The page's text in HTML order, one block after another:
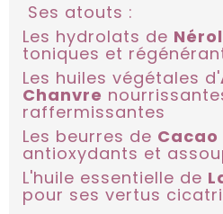
Ses atouts :
Les hydrolats de
toniques et
Les huiles végétales d'
Chanvre
raffermissantes
Les beurres de Cacao
antioxydants et
L'huile essentielle de
pour ses vertus